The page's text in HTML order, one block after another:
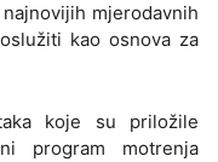
mjerodavnih
kao osnova za
koje su priložile
program motrenja